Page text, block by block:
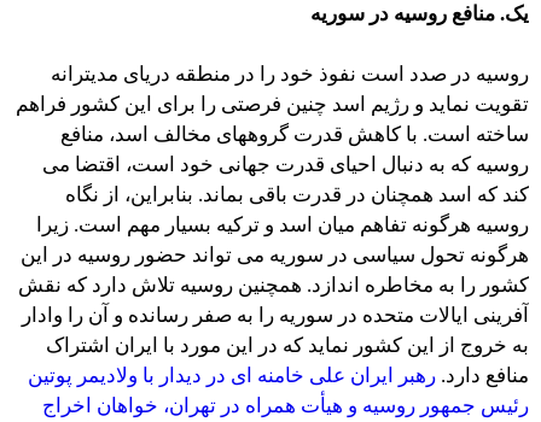
یک. منافع روسیه در سوریه
روسیه در صدد است نفوذ خود را در منطقه دریای مدیترانه
تقویت نماید و رژیم اسد چنین فرصتی را برای این کشور فراهم
ساخته است. با کاهش قدرت گروههای مخالف اسد، منافع
روسیه که به دنبال احیای قدرت جهانی خود است، اقتضا می
کند که اسد همچنان در قدرت باقی بماند. بنابراین، از نگاه
روسیه هرگونه تفاهم میان اسد و ترکیه بسیار مهم است. زیرا
هرگونه تحول سیاسی در سوریه می تواند حضور روسیه در این
کشور را به مخاطره اندازد. همچنین روسیه تلاش دارد که نقش
آفرینی ایالات متحده در سوریه را به صفر رسانده و آن را وادار
به خروج از این کشور نماید که در این مورد با ایران اشتراک
منافع دارد. رهبر ایران علی خامنه ای در دیدار با ولادیمر پوتین
رئیس جمهور روسیه و هیأت همراه در تهران، خواهان اخراج